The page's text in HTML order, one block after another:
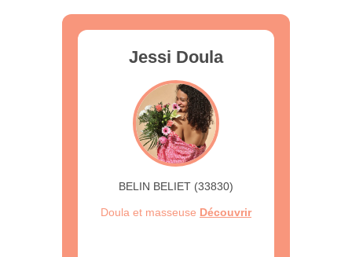
Jessi Doula
BELIN BELIET (33830)
Doula et masseuse Découvrir